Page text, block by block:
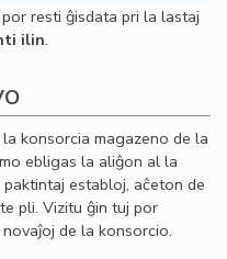
por resti ĝisdata pri la lastaj
ilin.
konsorcia magazeno de la
ebligas la aliĝon al la
establoj, aĉeton de
pli. Vizitu ĝin tuj por
de la konsorcio.